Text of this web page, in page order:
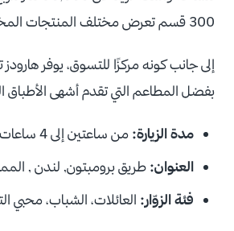
300 قسم تعرض مختلف المنتجات المختلفة.
إلى جانب كونه مركزًا للتسوق، يوفر هارودز
بفضل المطاعم التي تقدم أشهى الأطباق
مدة الزيارة: من ساعتين إلى 4 ساعات
العنوان: طريق برومبتون, لندن ,
فئة الزوّار: العائلات، الشباب،